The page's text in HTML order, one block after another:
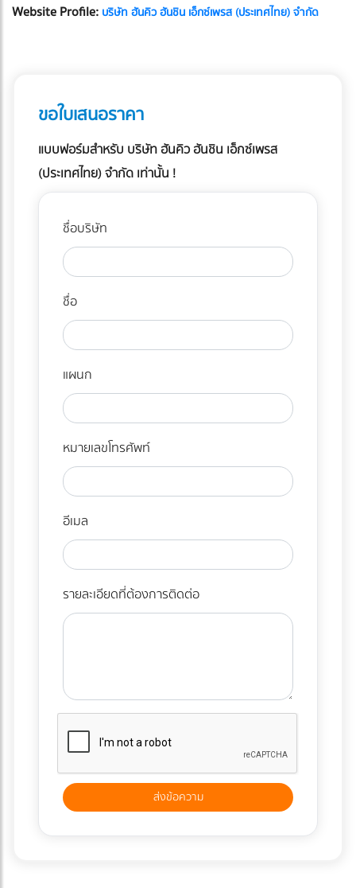
Website Profile: บริษัท ฮันคิว ฮันชิน เอ็กซ์เพรส (ประเทศไทย) จำกัด
ขอใบเสนอราคา
แบบฟอร์มสำหรับ บริษัท ฮันคิว ฮันชิน เอ็กซ์เพรส
(ประเทศไทย) จำกัด เท่านั้น !
ชื่อบริษัท
ชื่อ
แผนก
หมายเลขโทรศัพท์
อีเมล
รายละเอียดที่ต้องการติดต่อ